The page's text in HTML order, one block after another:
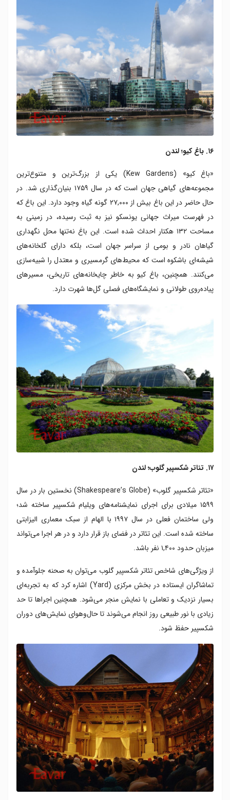
۱۶. باغ کیو؛ لندن
«باغ کیو» (Kew Gardens) یکی از بزرگ‌ترین و متنوع‌ترین
مجموعه‌های گیاهی جهان است که در سال ۱۷۵۹ بنیان‌گذاری شد. در
حال حاضر در این باغ بیش از ۲۷,۰۰۰ گونه گیاه وجود دارد. این باغ که
در فهرست میراث جهانی یونسکو نیز به ثبت رسیده، در زمینی به
مساحت ۱۳۲ هکتار احداث شده است. این باغ نه‌تنها محل نگهداری
گیاهان نادر و بومی از سراسر جهان است، بلکه دارای گلخانه‌های
شیشه‌ای باشکوه است که محیط‌های گرمسیری و معتدل را شبیه‌سازی
می‌کنند. همچنین، باغ کیو به خاطر چایخانه‌های تاریخی، مسیرهای
پیاده‌روی طولانی و نمایشگاه‌های فصلی گل‌ها شهرت دارد.
۱۷. تئاتر شکسپیر گلوب؛ لندن
«تئاتر شکسپیر گلوب» (Shakespeare’s Globe) نخستین بار در سال
۱۵۹۹ میلادی برای اجرای نمایشنامه‌های ویلیام شکسپیر ساخته شد؛
ولی ساختمان فعلی در سال ۱۹۹۷ با الهام از سبک معماری الیزابتی
ساخته شده است. این تئاتر در فضای باز قرار دارد و در هر اجرا می‌تواند
میزبان حدود ۱,۴۰۰ نفر باشد.
از ویژگی‌های شاخص تئاتر شکسپیر گلوب می‌توان به صحنه‌ جلوآمده و
تماشاگران ایستاده در بخش مرکزی (Yard) اشاره کرد که به تجربه‌ای
بسیار نزدیک و تعاملی با نمایش منجر می‌شود. همچنین اجراها تا حد
زیادی با نور طبیعی روز انجام می‌شوند تا حال‌وهوای نمایش‌های دوران
شکسپیر حفظ شود.